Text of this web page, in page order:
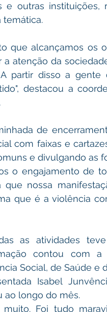
e outras instituições,
temática.
que alcançamos os
a atenção da
partir disso a
destacou a
de
com faixas e
e divulgando as
o engajamento de
que nossa
que é a violência
as atividades
contou com a
Social, de Saúde e
Isabel
ao longo do mês.
muito. Foi tudo